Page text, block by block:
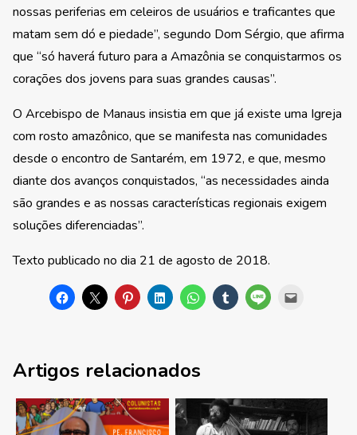
nossas periferias em celeiros de usuários e traficantes que
matam sem dó e piedade”, segundo Dom Sérgio, que afirma
que “só haverá futuro para a Amazônia se conquistarmos os
corações dos jovens para suas grandes causas”.
O Arcebispo de Manaus insistia em que já existe uma Igreja
com rosto amazônico, que se manifesta nas comunidades
desde o encontro de Santarém, em 1972, e que, mesmo
diante dos avanços conquistados, “as necessidades ainda
são grandes e as nossas características regionais exigem
soluções diferenciadas”.
Texto publicado no dia 21 de agosto de 2018.
Artigos relacionados